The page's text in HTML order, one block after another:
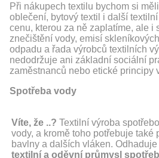
Při nákupech textilu bychom si
oblečení, bytový textil i další
cenu, kterou za ně zaplatíme, ale i
znečištění vody, emisí
odpadu a řada výrobců textilních
nedodržuje ani základní sociální
zaměstnanců nebo etické principy
Spotřeba vody
Víte, že ..? Textilní výroba
vody, a kromě toho potřebuje také
bavlny a dalších vláken. Odhaduje
textilní a oděvní průmysl